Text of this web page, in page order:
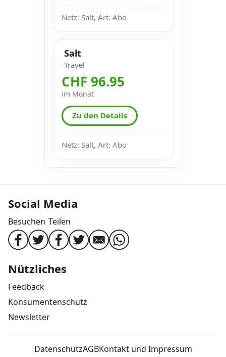
Netz: Salt, Art: Abo
Salt
Travel
CHF 96.95
im Monat
Zu den Details
Netz: Salt, Art: Abo
Social Media
Besuchen Teilen
Nützliches
Feedback
Konsumentenschutz
Newsletter
DatenschutzAGBKontakt und Impressum